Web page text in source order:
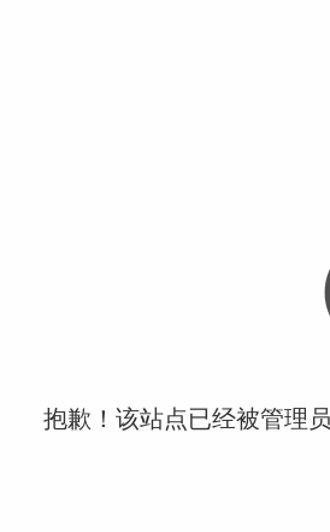
抱歉！该站点已经被管理